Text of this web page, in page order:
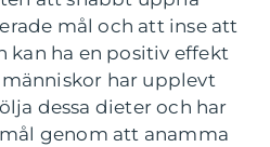
mål och att inse att
kan ha en positiv effekt
har upplevt
dessa dieter och har
genom att anamma